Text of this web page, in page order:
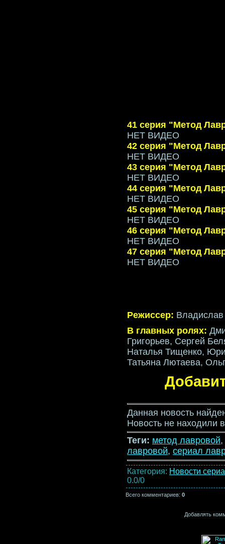
41 серия "Метод
НЕТ ВИДЕО
42 серия "Метод
НЕТ ВИДЕО
43 серия "Метод
НЕТ ВИДЕО
44 серия "Метод
НЕТ ВИДЕО
45 серия "Метод
НЕТ ВИДЕО
46 серия "Метод
НЕТ ВИДЕО
47 серия "Метод
НЕТ ВИДЕО
Режиссер:
В главных ролях:
Григорьев, Сергей
Наталья Тищенко,
Татьяна Лютаева,
Данная новость
Новость не находили
Теги: метод лавровой,
лавровой, сериал
Категория: Новости
0.0/0
Всего комментариев: 0
Добавлять